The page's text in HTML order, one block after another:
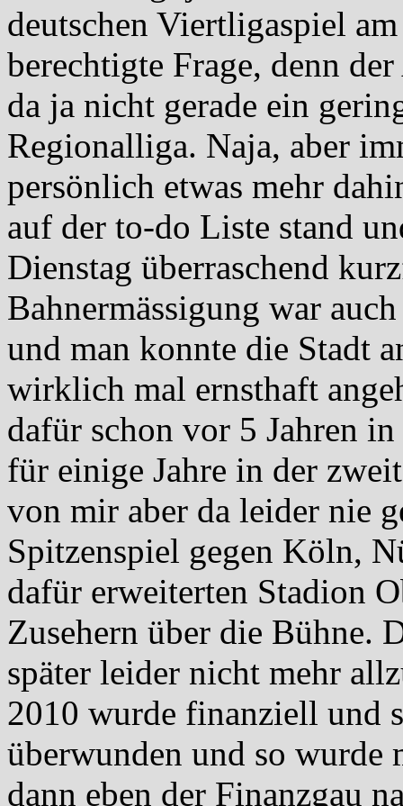
deutschen Viertligaspiel
berechtigte Frage, denn
da ja nicht gerade ein
Regionalliga. Naja, aber
persönlich etwas mehr
auf der to-do Liste stand
Dienstag überraschend
Bahnermässigung war
und man konnte die Stadt
wirklich mal ernsthaft
dafür schon vor 5 Jahren
für einige Jahre in der
von mir aber da leider nie
Spitzenspiel gegen Köln,
dafür erweiterten Stadion
Zusehern über die Bühne.
später leider nicht mehr
2010 wurde finanziell und
überwunden und so wurde
dann eben der Finanzgau